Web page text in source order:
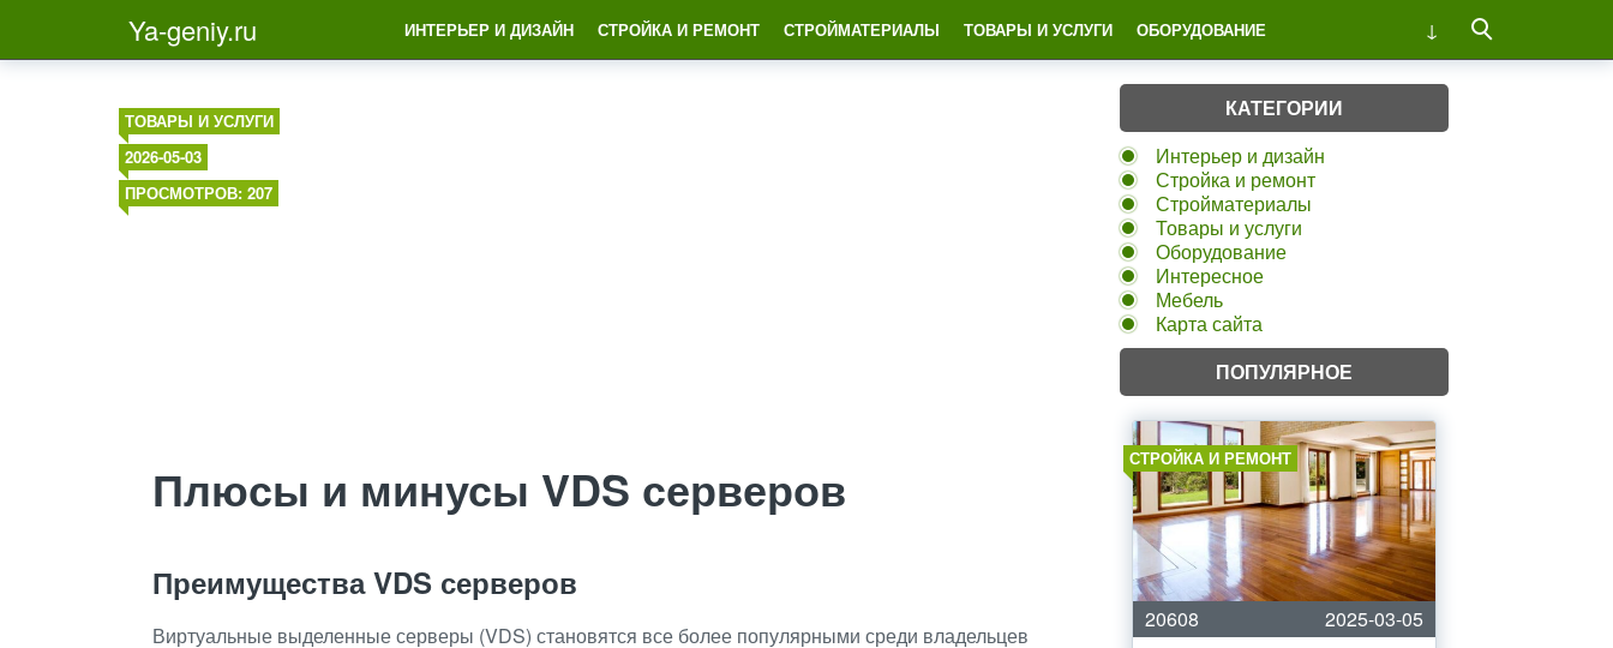
Ya-geniy.ru ИНТЕРЬЕР И ДИЗАЙН СТРОЙКА И РЕМОНТ СТРОЙМАТЕРИАЛЫ ТОВАРЫ И УСЛУГИ ОБОРУДОВАНИЕ
ТОВАРЫ И УСЛУГИ
2026-05-03
ПРОСМОТРОВ: 207
Плюсы и минусы VDS серверов
Преимущества VDS серверов
Виртуальные выделенные серверы (VDS) становятся все более популярными среди владельцев
КАТЕГОРИИ
Интерьер и дизайн
Стройка и ремонт
Стройматериалы
Товары и услуги
Оборудование
Интересное
Мебель
Карта сайта
ПОПУЛЯРНОЕ
СТРОЙКА И РЕМОНТ
20608
2025-03-05